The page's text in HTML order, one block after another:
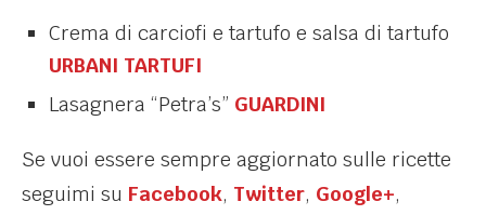
Crema di carciofi e tartufo e salsa di tartufo
URBANI TARTUFI
Lasagnera “Petra’s” GUARDINI
Se vuoi essere sempre aggiornato sulle ricette
seguimi su Facebook, Twitter, Google+,